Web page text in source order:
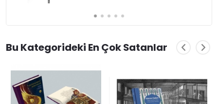
Bu Kategorideki En Çok Satanlar